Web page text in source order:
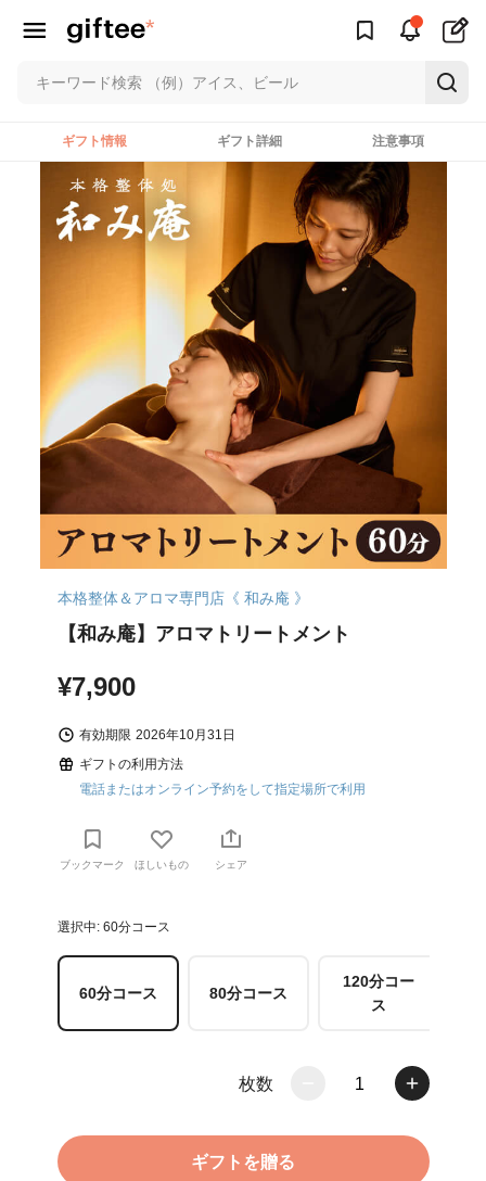
ギフト情報 ギフト詳細 注意事項
本格整体＆アロマ専門店《 和み庵 》
【和み庵】アロマトリートメント
¥7,900
有効期限 2026年10月31日
ギフトの利用方法
電話またはオンライン予約をして指定場所で利用
ブックマーク ほしいもの シェア
選択中: 60分コース
60分コース 80分コース
120分コー
ス
枚数 1
ギフトを贈る